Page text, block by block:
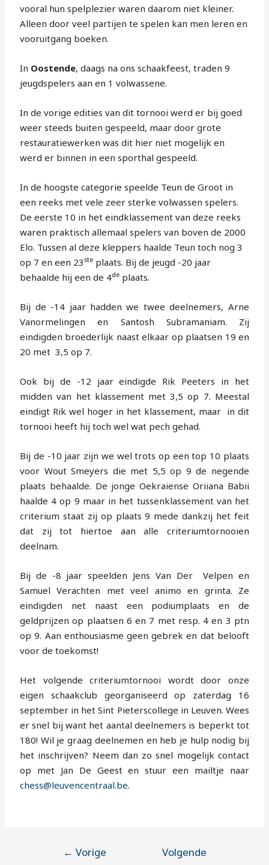
vooral hun spelplezier waren daarom niet kleiner.
Alleen door veel partijen te spelen kan men leren en
vooruitgang boeken.
In Oostende, daags na ons schaakfeest, traden 9
jeugdspelers aan en 1 volwassene.
In de vorige edities van dit tornooi werd er bij goed
weer steeds buiten gespeeld, maar door grote
restauratiewerken was dit hier niet mogelijk en
werd er binnen in een sporthal gespeeld.
In de hoogste categorie speelde Teun de Groot in
een reeks met vele zeer sterke volwassen spelers.
De eerste 10 in het eindklassement van deze reeks
waren praktisch allemaal spelers van boven de 2000
Elo. Tussen al deze kleppers haalde Teun toch nog 3
op 7 en een 23ste plaats. Bij de jeugd -20 jaar
behaalde hij een de 4de plaats.
Bij de -14 jaar hadden we twee deelnemers, Arne
Vanormelingen en Santosh Subramaniam. Zij
eindigden broederlijk naast elkaar op plaatsen 19 en
20 met 3,5 op 7.
Ook bij de -12 jaar eindigde Rik Peeters in het
midden van het klassement met 3,5 op 7. Meestal
eindigt Rik wel hoger in het klassement, maar in dit
tornooi heeft hij toch wel wat pech gehad.
Bij de -10 jaar zijn we wel trots op een top 10 plaats
voor Wout Smeyers die met 5,5 op 9 de negende
plaats behaalde. De jonge Oekraiense Oriiana Babii
haalde 4 op 9 maar in het tussenklassement van het
criterium staat zij op plaats 9 mede dankzij het feit
dat zij tot hiertoe aan alle criteriumtornooien
deelnam.
Bij de -8 jaar speelden Jens Van Der Velpen en
Samuel Verachten met veel animo en grinta. Ze
eindigden net naast een podiumplaats en de
geldprijzen op plaatsen 6 en 7 met resp. 4 en 3 ptn
op 9. Aan enthousiasme geen gebrek en dat belooft
voor de toekomst!
Het volgende criteriumtornooi wordt door onze
eigen schaakclub georganiseerd op zaterdag 16
september in het Sint Pieterscollege in Leuven. Wees
er snel bij want het aantal deelnemers is beperkt tot
180! Wil je graag deelnemen en heb je hulp nodig bij
het inschrijven? Neem dan zo snel mogelijk contact
op met Jan De Geest en stuur een mailtje naar
chess@leuvencentraal.be.
← Vorige Volgende